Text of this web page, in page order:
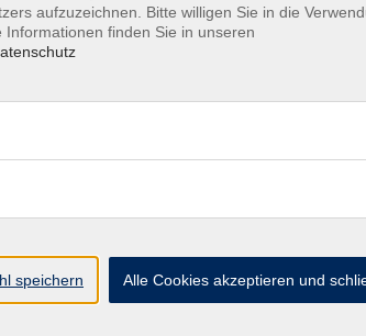
Ort / Raum
aufzuzeichnen. Bitte willigen Sie in die
finden Sie in unseren
speichern Alle Cookies akzeptieren und